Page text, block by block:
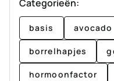
Categorieën:
basis avocado
borrelhapjes
hormoonfactor